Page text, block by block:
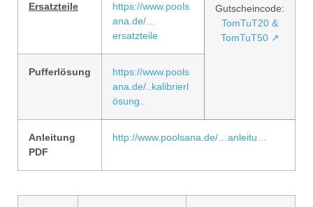
Gutscheincode:
TomTuT20 &
TomTuT50 ↗
Ersatzteile
https://www.pools
ana.de/…
ersatzteile
Pufferlösung
https://www.pools
ana.de/..kalibrierl
ösung..
Anleitung
PDF
http://www.poolsana.de/…anleitu…